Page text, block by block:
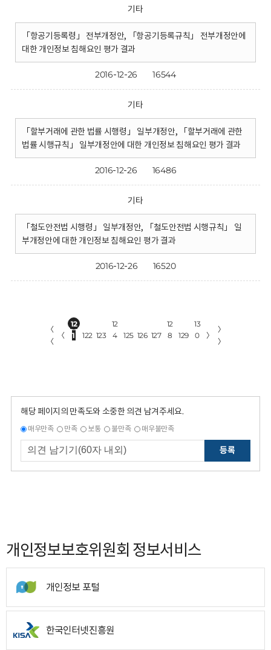
기타
「항공기등록령」 전부개정안, 「항공기등록규칙」 전부개정안에
대한 개인정보 침해요인 평가 결과
2016-12-26 16544
기타
「할부거래에 관한 법률 시행령」 일부개정안, 「할부거래에 관한
법률 시행규칙」 일부개정안에 대한 개인정보 침해요인 평가 결과
2016-12-26 16486
기타
「철도안전법 시행령」 일부개정안, 「철도안전법 시행규칙」 일
부개정안에 대한 개인정보 침해요인 평가 결과
2016-12-26 16520
〈
〈
〈
12
1
122 123
12
4
125 126 127
12
8
129
13
0
〉
〉
〉
해당 페이지의 만족도와 소중한 의견 남겨주세요.
매우만족 만족 보통 불만족 매우불만족
등록
개인정보보호위원회 정보서비스
개인정보 포털
한국인터넷진흥원